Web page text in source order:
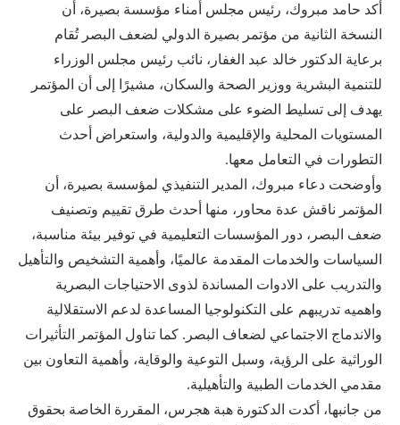
أكد حامد مبروك، رئيس مجلس أمناء مؤسسة بصيرة، أن
النسخة الثانية من مؤتمر بصيرة الدولي لضعف البصر تُقام
برعاية الدكتور خالد عبد الغفار، نائب رئيس مجلس الوزراء
للتنمية البشرية ووزير الصحة والسكان، مشيرًا إلى أن المؤتمر
يهدف إلى تسليط الضوء على مشكلات ضعف البصر على
المستويات المحلية والإقليمية والدولية، واستعراض أحدث
التطورات في التعامل معها.
وأوضحت دعاء مبروك، المدير التنفيذي لمؤسسة بصيرة، أن
المؤتمر ناقش عدة محاور، منها أحدث طرق تقييم وتصنيف
ضعف البصر، دور المؤسسات التعليمية في توفير بيئة مناسبة،
السياسات والخدمات المقدمة عالميًا، وأهمية التشخيص والتأهيل
والتدريب على الادوات المساندة لذوى الاحتياجات البصرية
واهميه تدريبهم على التكنولوجيا المساعدة لدعم الاستقلالية
والاندماج الاجتماعي لضعاف البصر. كما تناول المؤتمر التأثيرات
الوراثية على الرؤية، وسبل التوعية والوقاية، وأهمية التعاون بين
مقدمي الخدمات الطبية والتأهيلية.
من جانبها، أكدت الدكتورة هبة هجرس، المقررة الخاصة بحقوق